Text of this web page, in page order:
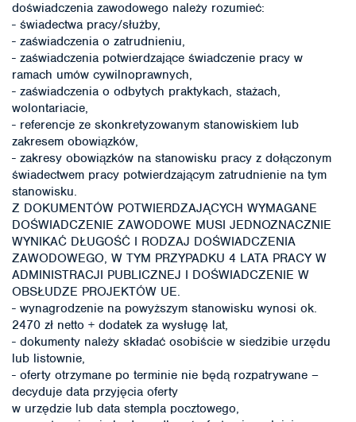
doświadczenia zawodowego należy rozumieć:
- świadectwa pracy/służby,
- zaświadczenia o zatrudnieniu,
- zaświadczenia potwierdzające świadczenie pracy w
ramach umów cywilnoprawnych,
- zaświadczenia o odbytych praktykach, stażach,
wolontariacie,
- referencje ze skonkretyzowanym stanowiskiem lub
zakresem obowiązków,
- zakresy obowiązków na stanowisku pracy z dołączonym
świadectwem pracy potwierdzającym zatrudnienie na tym
stanowisku.
Z DOKUMENTÓW POTWIERDZAJĄCYCH WYMAGANE
DOŚWIADCZENIE ZAWODOWE MUSI JEDNOZNACZNIE
WYNIKAĆ DŁUGOŚĆ I RODZAJ DOŚWIADCZENIA
ZAWODOWEGO, W TYM PRZYPADKU 4 LATA PRACY W
ADMINISTRACJI PUBLICZNEJ I DOŚWIADCZENIE W
OBSŁUDZE PROJEKTÓW UE.
- wynagrodzenie na powyższym stanowisku wynosi ok.
2470 zł netto + dodatek za wysługę lat,
- dokumenty należy składać osobiście w siedzibie urzędu
lub listownie,
- oferty otrzymane po terminie nie będą rozpatrywane –
decyduje data przyjęcia oferty
w urzędzie lub data stempla pocztowego,